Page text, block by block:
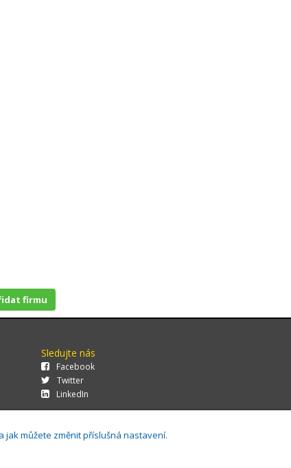
firmu
Sledujte nás
Facebook
Twitter
LinkedIn
jak můžete změnit příslušná nastavení.